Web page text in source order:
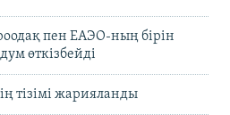
пен ЕАЭО-ның бірін
өткізбейді
тізімі жарияланды